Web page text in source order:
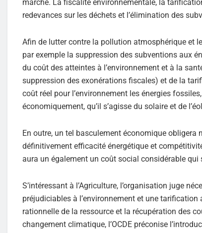
marché. La fiscalité environnementale, la
redevances sur les déchets et l’élimination des
Afin de lutter contre la pollution atmosphérique et
par exemple la suppression des subventions aux
du coût des atteintes à l’environnement et à la
suppression des exonérations fiscales) et de la
coût réel pour l’environnement les énergies
économiquement, qu’il s’agisse du solaire et de
En outre, un tel basculement économique obligera
définitivement efficacité énergétique et
aura un également un coût social considérable
S’intéressant à l’Agriculture, l’organisation juge
préjudiciables à l’environnement et une
rationnelle de la ressource et la récupération des
changement climatique, l’OCDE préconise